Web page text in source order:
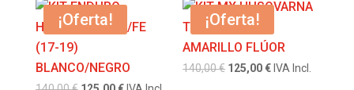
¡Oferta!
El
El
¡Oferta!
140,00€ El
125,00€ElIVA Incl.